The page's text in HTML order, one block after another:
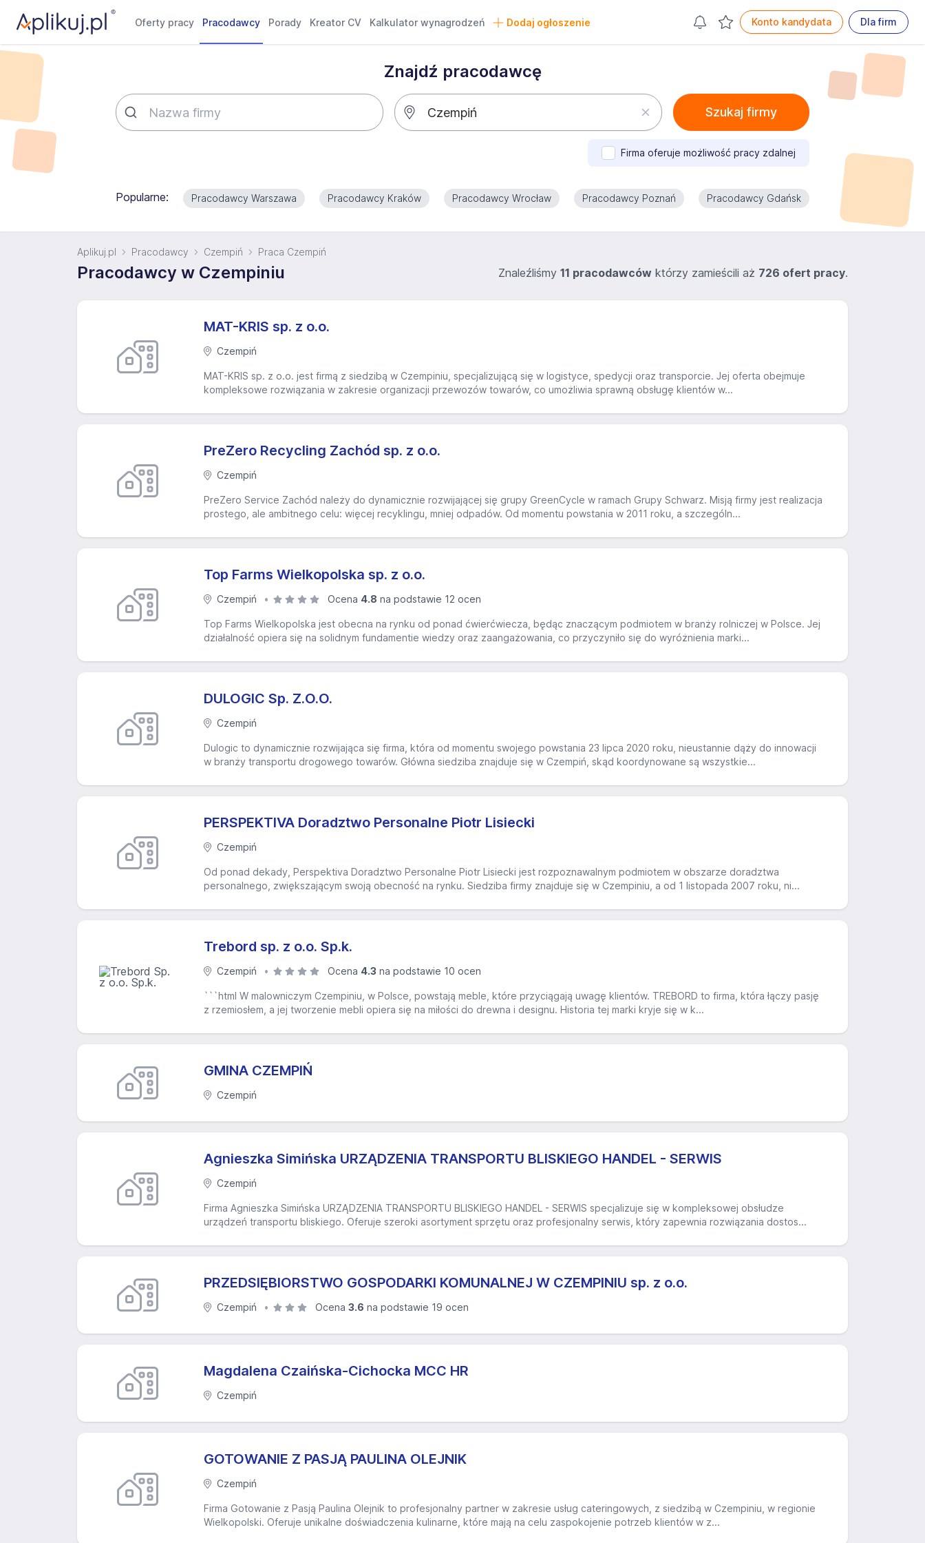
Oferty pracy Pracodawcy Porady Kreator CV Kalkulator wynagrodzeń Dodaj ogłoszenie Konto kandydata Dla firm
Znajdź pracodawcę
Szukaj firmy
Firma oferuje możliwość pracy zdalnej
Popularne: Pracodawcy Warszawa Pracodawcy Kraków Pracodawcy Wrocław Pracodawcy Poznań Pracodawcy Gdańsk
Aplikuj.pl Pracodawcy Czempiń Praca Czempiń
Pracodawcy w Czempiniu Znaleźliśmy 11 pracodawców którzy zamieścili aż 726 ofert pracy.
MAT-KRIS sp. z o.o.
Czempiń
MAT-KRIS sp. z o.o. jest firmą z siedzibą w Czempiniu, specjalizującą się w logistyce, spedycji oraz transporcie. Jej oferta obejmuje
kompleksowe rozwiązania w zakresie organizacji przewozów towarów, co umożliwia sprawną obsługę klientów w...
PreZero Recycling Zachód sp. z o.o.
Czempiń
PreZero Service Zachód należy do dynamicznie rozwijającej się grupy GreenCycle w ramach Grupy Schwarz. Misją firmy jest realizacja
prostego, ale ambitnego celu: więcej recyklingu, mniej odpadów. Od momentu powstania w 2011 roku, a szczególn...
Top Farms Wielkopolska sp. z o.o.
Czempiń Ocena 4.8 na podstawie 12 ocen
Top Farms Wielkopolska jest obecna na rynku od ponad ćwierćwiecza, będąc znaczącym podmiotem w branży rolniczej w Polsce. Jej
działalność opiera się na solidnym fundamentie wiedzy oraz zaangażowania, co przyczyniło się do wyróżnienia marki...
DULOGIC Sp. Z.O.O.
Czempiń
Dulogic to dynamicznie rozwijająca się firma, która od momentu swojego powstania 23 lipca 2020 roku, nieustannie dąży do innowacji
w branży transportu drogowego towarów. Główna siedziba znajduje się w Czempiń, skąd koordynowane są wszystkie...
PERSPEKTIVA Doradztwo Personalne Piotr Lisiecki
Czempiń
Od ponad dekady, Perspektiva Doradztwo Personalne Piotr Lisiecki jest rozpoznawalnym podmiotem w obszarze doradztwa
personalnego, zwiększającym swoją obecność na rynku. Siedziba firmy znajduje się w Czempiniu, a od 1 listopada 2007 roku, ni...
Trebord sp. z o.o. Sp.k.
Czempiń Ocena 4.3 na podstawie 10 ocen
```html W malowniczym Czempiniu, w Polsce, powstają meble, które przyciągają uwagę klientów. TREBORD to firma, która łączy pasję
z rzemiosłem, a jej tworzenie mebli opiera się na miłości do drewna i designu. Historia tej marki kryje się w k...
GMINA CZEMPIŃ
Czempiń
Agnieszka Simińska URZĄDZENIA TRANSPORTU BLISKIEGO HANDEL - SERWIS
Czempiń
Firma Agnieszka Simińska URZĄDZENIA TRANSPORTU BLISKIEGO HANDEL - SERWIS specjalizuje się w kompleksowej obsłudze
urządzeń transportu bliskiego. Oferuje szeroki asortyment sprzętu oraz profesjonalny serwis, który zapewnia rozwiązania dostos...
PRZEDSIĘBIORSTWO GOSPODARKI KOMUNALNEJ W CZEMPINIU sp. z o.o.
Czempiń Ocena 3.6 na podstawie 19 ocen
Magdalena Czaińska-Cichocka MCC HR
Czempiń
GOTOWANIE Z PASJĄ PAULINA OLEJNIK
Czempiń
Firma Gotowanie z Pasją Paulina Olejnik to profesjonalny partner w zakresie usług cateringowych, z siedzibą w Czempiniu, w regionie
Wielkopolski. Oferuje unikalne doświadczenia kulinarne, które mają na celu zaspokojenie potrzeb klientów w z...